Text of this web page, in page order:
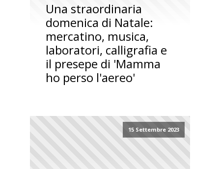
Una straordinaria
domenica di Natale:
mercatino, musica,
laboratori, calligrafia e
il presepe di 'Mamma
ho perso l'aereo'
15 Settembre 2023